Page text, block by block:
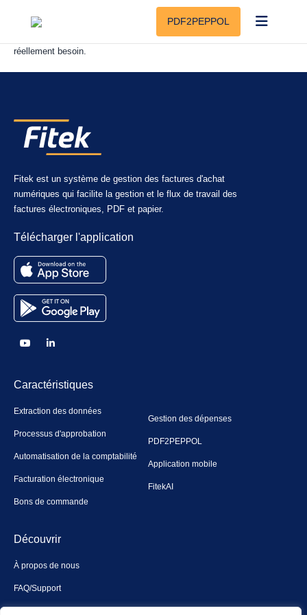
PDF2PEPPOL
Oui, la plupart des modules peuvent être souscrits séparément, ce qui
permet de limiter les coûts en s’inscrivant pour ce dont vous avez
réellement besoin.
Fitek est un système de gestion des factures d'achat
numériques qui facilite la gestion et le flux de travail des
factures électroniques, PDF et papier.
Télécharger l'application
Caractéristiques
Extraction des données
Processus d'approbation
Automatisation de la comptabilité
Facturation électronique
Bons de commande
Gestion des dépenses
PDF2PEPPOL
Application mobile
FitekAI
Découvrir
À propos de nous
FAQ/Support